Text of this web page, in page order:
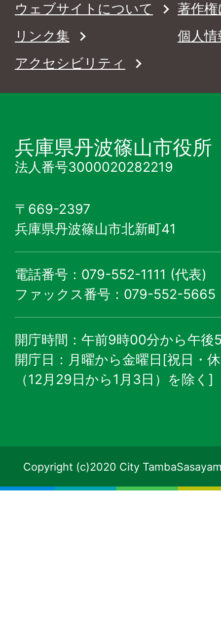
ウェブサイトについて
著作
リンク集
個人
アクセシビリティ
兵庫県丹波篠山市役所
法人番号3000020282219
〒669-2397
兵庫県丹波篠山市北新町41
電話番号：079-552-1111 (代表)
ファックス番号：079-552-5665
開庁時間：午前9時00分から午後
開庁日：月曜から金曜日[祝日・
（12月29日から1月3日）を除く]
Copyright (c)2020 City